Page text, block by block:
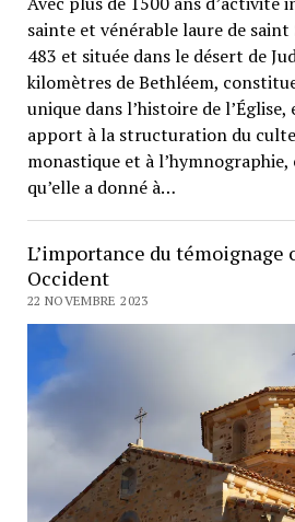
sainte et vénérable laure de saint
483 et située dans le désert de
kilomètres de Bethléem,
unique dans l’histoire de l’Église,
apport à la structuration du
monastique et à
qu’elle a donné à…
L’importance du témoignage
Occident
22 NOVEMBRE 2023